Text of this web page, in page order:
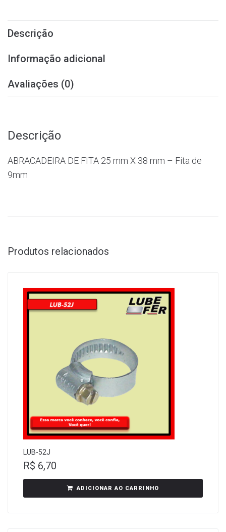
Descrição
Informação adicional
Avaliações (0)
Descrição
ABRACADEIRA DE FITA 25 mm X 38 mm – Fita de
9mm
Produtos relacionados
LUB-52J
R$ 6,70
ADICIONAR AO CARRINHO